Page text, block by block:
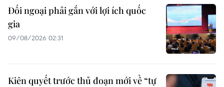
Đối ngoại phải gắn với lợi ích quốc
gia
09/08/2026 02:31
Kiên quyết trước thủ đoạn mới về “tự